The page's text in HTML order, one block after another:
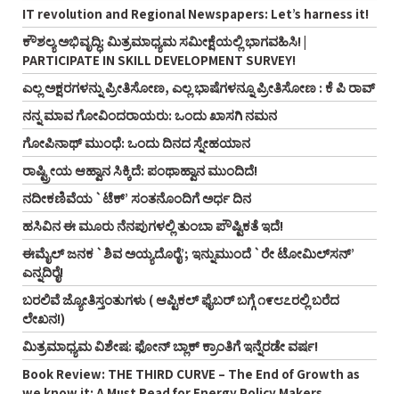
IT revolution and Regional Newspapers: Let’s harness it!
ಕೌಶಲ್ಯ ಅಭಿವೃದ್ಧಿ: ಮಿತ್ರಮಾಧ್ಯಮ ಸಮೀಕ್ಷೆಯಲ್ಲಿ ಭಾಗವಹಿಸಿ! |
PARTICIPATE IN SKILL DEVELOPMENT SURVEY!
ಎಲ್ಲ ಅಕ್ಷರಗಳನ್ನು ಪ್ರೀತಿಸೋಣ, ಎಲ್ಲ ಭಾಷೆಗಳನ್ನೂ ಪ್ರೀತಿಸೋಣ : ಕೆ ಪಿ ರಾವ್‌
ನನ್ನ ಮಾವ ಗೋವಿಂದರಾಯರು: ಒಂದು ಖಾಸಗಿ ನಮನ
ಗೋಪಿನಾಥ್‌ ಮುಂಧೆ: ಒಂದು ದಿನದ ಸ್ನೇಹಯಾನ
ರಾಷ್ಟ್ರೀಯ ಆಹ್ವಾನ ಸಿಕ್ಕಿದೆ: ಪಂಥಾಹ್ವಾನ ಮುಂದಿದೆ!
ನದೀಕಣಿವೆಯ `ಟೆಕ್’ ಸಂತನೊಂದಿಗೆ ಅರ್ಧ ದಿನ
ಹಸಿವಿನ ಈ ಮೂರು ನೆನಪುಗಳಲ್ಲಿ ತುಂಬಾ ಪೌಷ್ಟಿಕತೆ ಇದೆ!
ಈಮೈಲ್‌ ಜನಕ `ಶಿವ ಅಯ್ಯದೊರೈ’; ಇನ್ನುಮುಂದೆ `ರೇ ಟೋಮಿಲ್‌ಸನ್‌’
ಎನ್ನದಿರೈ!
ಬರಲಿವೆ ಜ್ಯೋತಿಸ್ತಂತುಗಳು ( ಆಪ್ಟಿಕಲ್‌ ಫೈಬರ್‌ ಬಗ್ಗೆ ೧೯೮೭ರಲ್ಲಿ ಬರೆದ
ಲೇಖನ!)
ಮಿತ್ರಮಾಧ್ಯಮ ವಿಶೇಷ: ಫೋನ್‌ ಬ್ಲಾಕ್‌ ಕ್ರಾಂತಿಗೆ ಇನ್ನೆರಡೇ ವರ್ಷ!
Book Review: THE THIRD CURVE – The End of Growth as